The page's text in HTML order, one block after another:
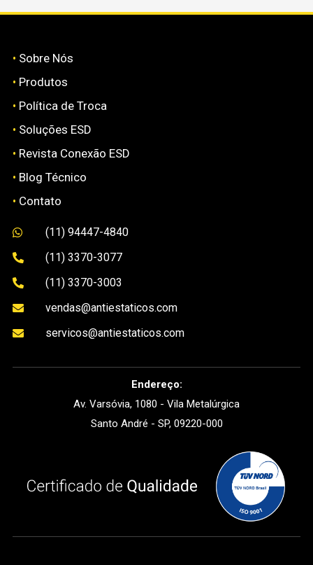
• Sobre Nós
• Produtos
• Política de Troca
• Soluções ESD
• Revista Conexão ESD
• Blog Técnico
• Contato
 (11) 94447-4840
 (11) 3370-3077
 (11) 3370-3003
 vendas@antiestaticos.com
 servicos@antiestaticos.com
Endereço:
Av. Varsóvia, 1080 - Vila Metalúrgica
Santo André - SP, 09220-000